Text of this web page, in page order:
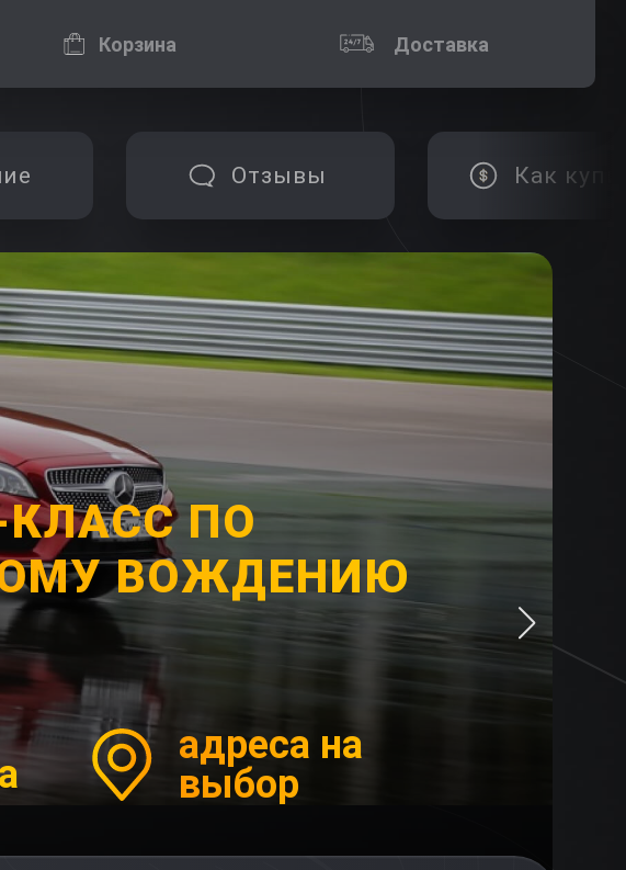
Корзина Доставка
Отзывы Как
ПО
ВОЖДЕНИЮ
адреса на
выбор